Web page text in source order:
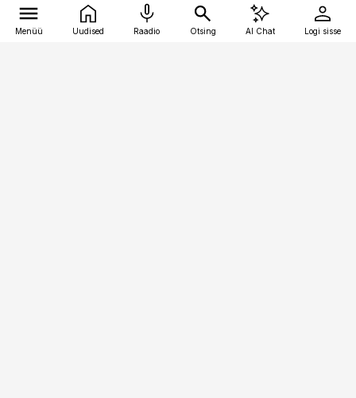
Menüü Uudised Raadio Otsing AI Chat Logi sisse